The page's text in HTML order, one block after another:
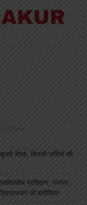
बैठक, बिजली कर्मियों की
प्रशिक्षण, जनपद
की बारीकियां